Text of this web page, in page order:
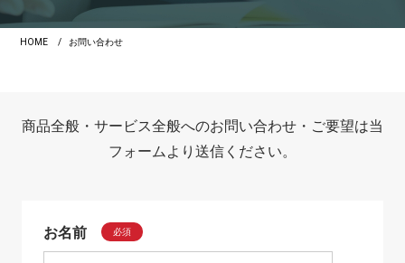
HOME お問い合わせ
商品全般・サービス全般へのお問い合わせ・ご要望は当
フォームより送信ください。
お名前 必須